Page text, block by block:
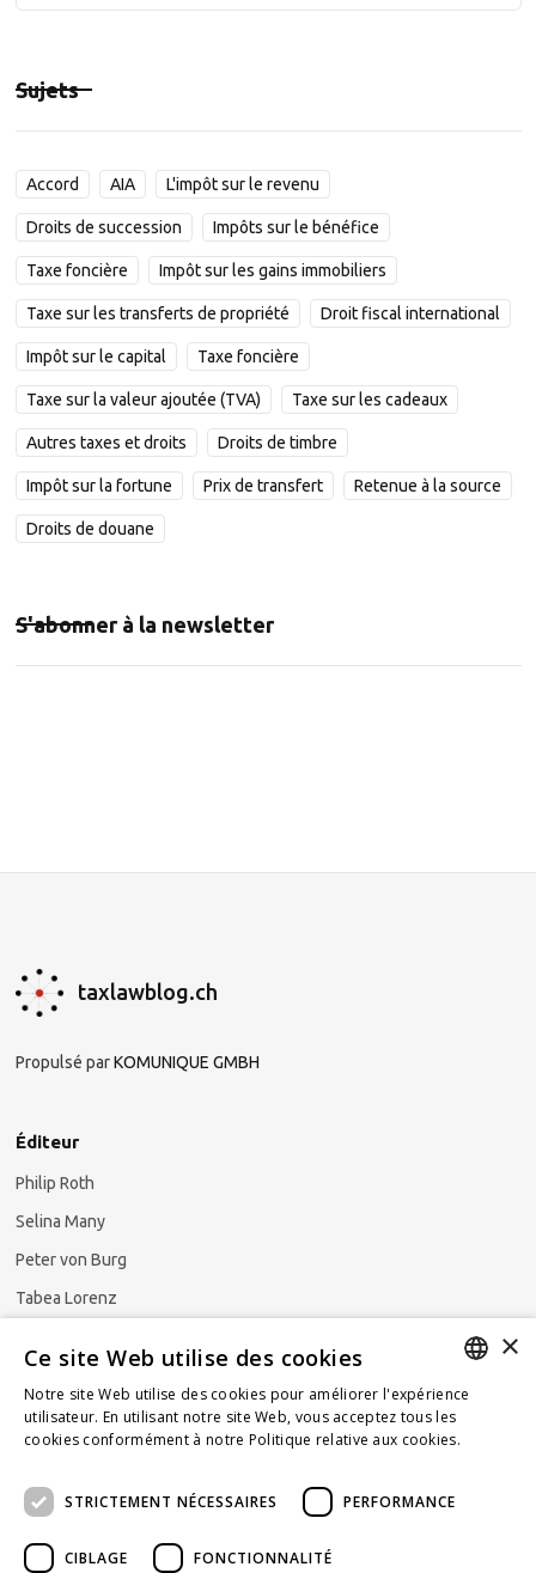
Sujets
Accord AIA L'impôt sur le revenu
Droits de succession Impôts sur le bénéfice
Taxe foncière Impôt sur les gains immobiliers
Taxe sur les transferts de propriété Droit fiscal international
Impôt sur le capital Taxe foncière
Taxe sur la valeur ajoutée (TVA) Taxe sur les cadeaux
Autres taxes et droits Droits de timbre
Impôt sur la fortune Prix de transfert Retenue à la source
Droits de douane
S'abonner à la newsletter
taxlawblog.ch
Propulsé parKOMUNIQUE GMBH
Éditeur
Philip Roth
Selina Many
Peter von Burg
Tabea Lorenz
S'abonner à la newsletter
GERMAN
FRENCH
×
Ce site Web utilise des cookies
Notre site Web utilise des cookies pour améliorer l'expérience
utilisateur. En utilisant notre site Web, vous acceptez tous les
cookies conformément à notre Politique relative aux cookies.
STRICTEMENT NÉCESSAIRES
PERFORMANCE
CIBLAGE FONCTIONNALITÉ